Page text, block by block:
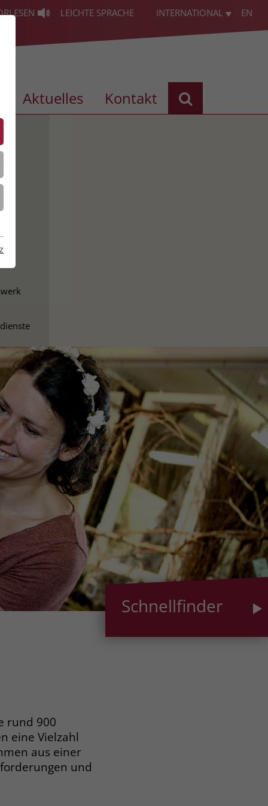
LEICHTE SPRACHE INTERNATIONAL EN
Aktuelles Kontakt
Schnellfinder
rund 900
eine Vielzahl
aus einer
und